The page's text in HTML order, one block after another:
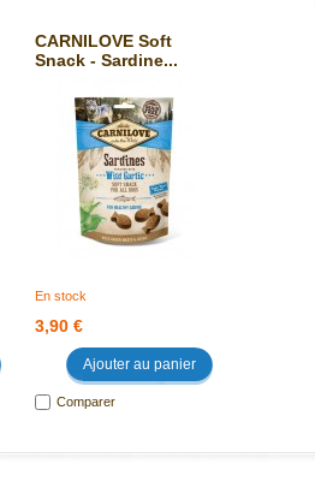
CARNILOVE Soft
Snack - Sardine...
En stock
3,90 €
Ajouter au panier
Comparer